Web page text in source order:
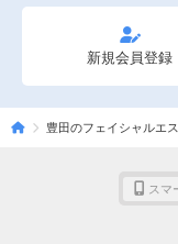
新規会員登録
豊田のフェイシャルエ
スマ